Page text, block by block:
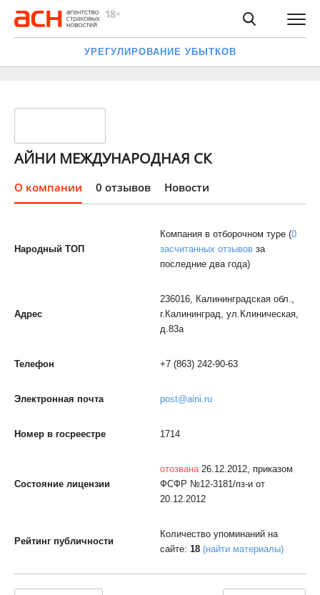
УРЕГУЛИРОВАНИЕ УБЫТКОВ
АЙНИ МЕЖДУНАРОДНАЯ СК
О компании 0 отзывов Новости
Народный ТОП
Компания в отборочном туре (0
засчитанных отзывов за
последние два года)
Адрес
236016, Калининградская обл.,
г.Калининград, ул.Клиническая,
д.83а
Телефон +7 (863) 242-90-63
Электронная почта post@aini.ru
Номер в госреестре 1714
Состояние лицензии
отозвана26.12.2012, приказом
ФСФР №12-3181/пз-и от
20.12.2012
Рейтинг публичности
Количество упоминаний на
сайте: 18 (найти материалы)